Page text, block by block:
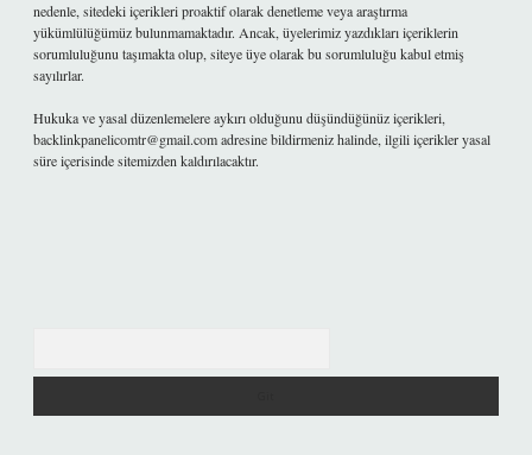
nedenle, sitedeki içerikleri proaktif olarak denetleme veya araştırma
yükümlülüğümüz bulunmamaktadır. Ancak, üyelerimiz yazdıkları içeriklerin
sorumluluğunu taşımakta olup, siteye üye olarak bu sorumluluğu kabul etmiş
sayılırlar.
Hukuka ve yasal düzenlemelere aykırı olduğunu düşündüğünüz içerikleri,
backlinkpanelicomtr@gmail.comadresine bildirmeniz halinde, ilgili içerikler yasal
süre içerisinde sitemizden kaldırılacaktır.